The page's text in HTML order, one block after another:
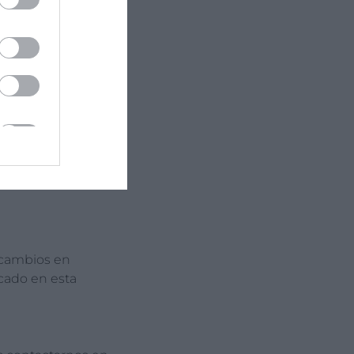
que no
están
en
en esta